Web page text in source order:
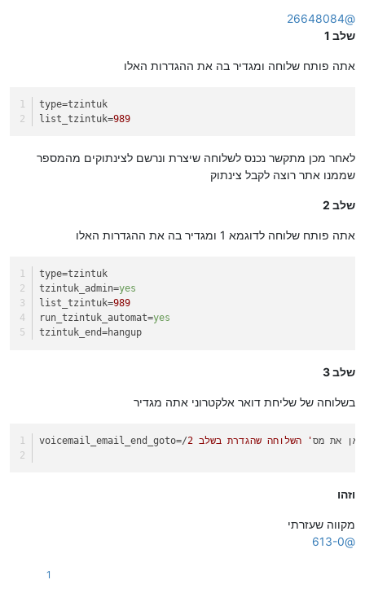
@
26648084
שלב 1
אתה פותח שלוחה ומגדיר בה את ההגדרות האלו
type=tzintuk
list_tzintuk=989
לאחר מכן מתקשר נכנס לשלוחה שיצרת ונרשם לצינתוקים מהמספר
שממנו אתר רוצה לקבל צינתוק
שלב 2
אתה פותח שלוחה לדוגמא 1 ומגדיר בה את ההגדרות האלו
type=tzintuk
tzintuk_admin=yes
list_tzintuk=989
run_tzintuk_automat=yes
tzintuk_end=hangup
שלב 3
בשלוחה של שליחת דואר אלקטרוני אתה מגדיר
voicemail_email_end_goto =/כאן את מס' השלוחה שהגדרת בשלב 2
וזהו
מקווה שעזרתי
@
613-0
1